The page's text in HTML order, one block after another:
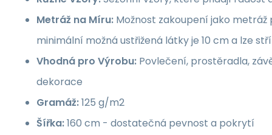
Metráž na Míru: Možnost zakoupení jako
minimální možná ustřižená látky je 10 cm a lze
Vhodná pro Výrobu: Povlečení, prostěradla,
dekorace
Gramáž:125 g/m2
Šířka:160 cm - dostatečná pevnost a pokrytí